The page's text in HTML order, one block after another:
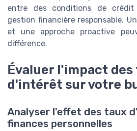
entre des conditions de
gestion financière responsable.
et une approche proactive
différence.
Évaluer l'impact des
d'intérêt sur votre
Analyser l'effet des taux
finances personnelles